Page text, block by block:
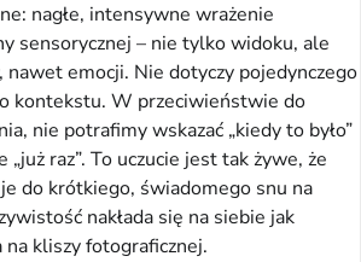
nagłe, intensywne wrażenie
sensorycznej – nie tylko widoku, ale
nawet emocji. Nie dotyczy pojedynczego
kontekstu. W przeciwieństwie do
nie potrafimy wskazać „kiedy to było”
raz”. To uczucie jest tak żywe, że
do krótkiego, świadomego snu na
nakłada się na siebie jak
kliszy fotograficznej.